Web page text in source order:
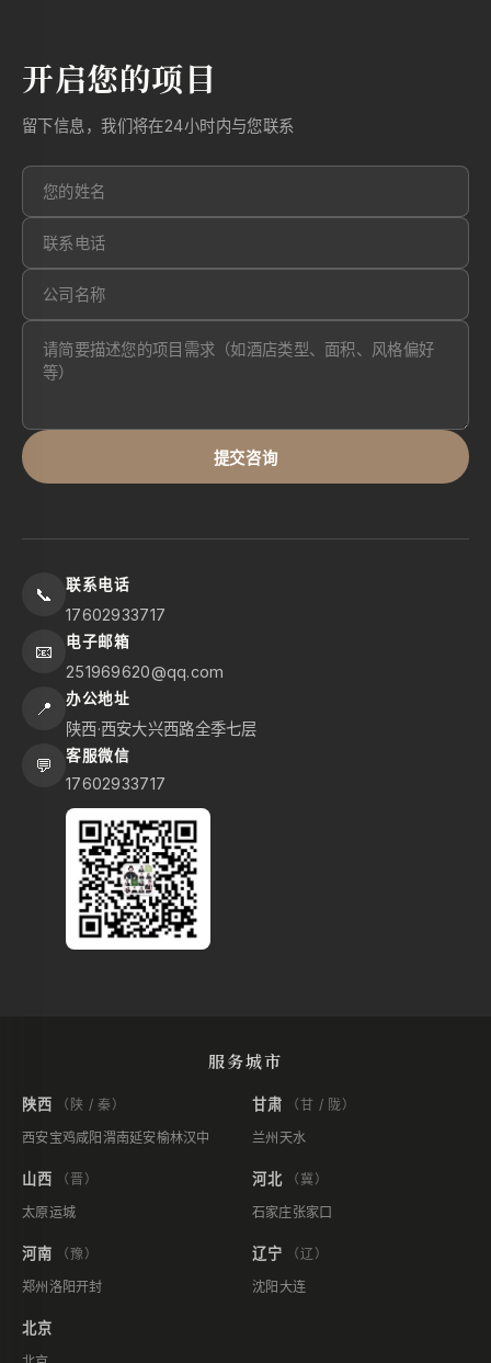
开启您的项目
留下信息，我们将在24小时内与您联系
提交咨询
📞 联系电话
17602933717
📧 电子邮箱
251969620@qq.com
📍 办公地址
陕西·西安大兴西路全季七层
💬 客服微信
17602933717
服务城市
陕西
（陕 / 秦）
西安宝鸡咸阳 渭南延安榆林汉中
甘肃
（甘 / 陇）
兰州 天水
山西
（晋）
太原运城
河北
（冀）
石家庄张家口
河南
（豫）
郑州 洛阳开封
辽宁
（辽）
沈阳 大连
北京